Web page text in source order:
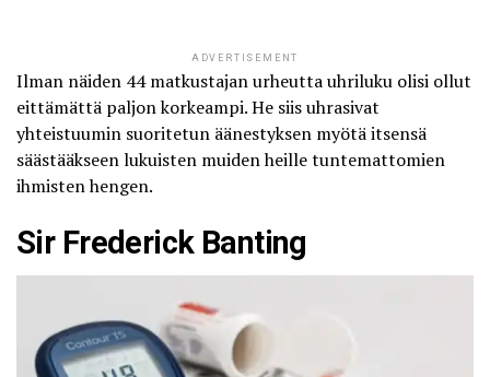
ADVERTISEMENT
Ilman näiden 44 matkustajan urheutta uhriluku olisi ollut
eittämättä paljon korkeampi. He siis uhrasivat
yhteistuumin suoritetun äänestyksen myötä itsensä
säästääkseen lukuisten muiden heille tuntemattomien
ihmisten hengen.
Sir Frederick Banting